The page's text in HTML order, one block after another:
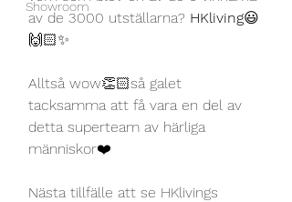
Showroom
av de 3000 utställarna? HKliving😃
🙌🏻✨
Alltså wow👏🏻så galet
tacksamma att få vara en del av
detta superteam av härliga
människor❤️
Nästa tillfälle att se HKlivings